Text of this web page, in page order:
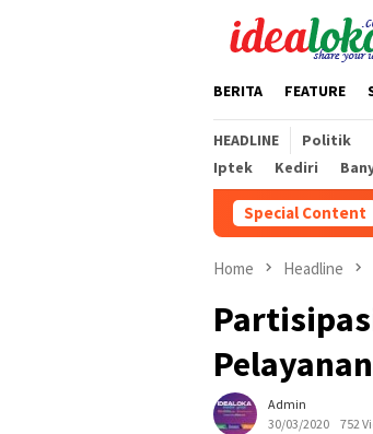
BERITA FEATURE
HEADLINE Politik
Iptek
Kediri
Special Content
Cabai Jadi Fokus
Home Headline
Admin
30/03/2020
752